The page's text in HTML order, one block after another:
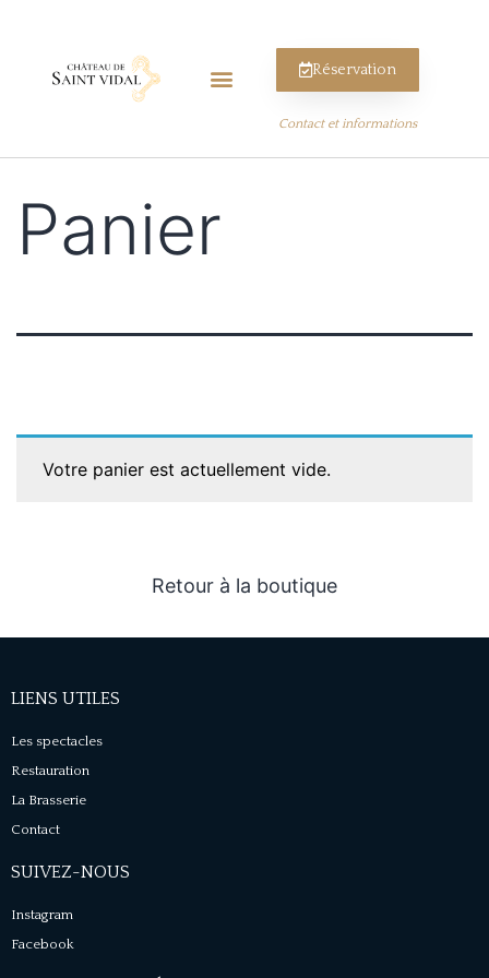
Réservation
Contact et informations
Panier
Votre panier est actuellement vide.
Retour à la boutique
LIENS UTILES
Les spectacles
Restauration
La Brasserie
Contact
SUIVEZ-NOUS
Instagram
Facebook